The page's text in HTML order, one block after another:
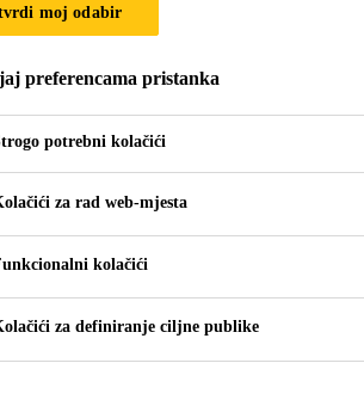
moj odabir
preferencama pristanka
potrebni kolačići
za rad web-mjesta
kolačići
za definiranje ciljne publike